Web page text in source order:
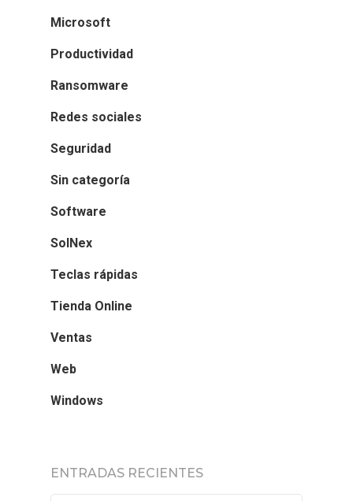
Microsoft
Productividad
Ransomware
Redes sociales
Seguridad
Sin categoría
Software
SolNex
Teclas rápidas
Tienda Online
Ventas
Web
Windows
ENTRADAS RECIENTES